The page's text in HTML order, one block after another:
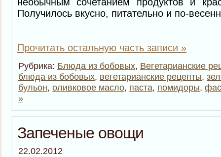
Получилось вкусно, питательно и по-
Прочитать остальную часть записи »
Рубрика: Блюда из бобовых, Вегетарианские
блюда из бобовых, вегетарианские рецепты,
бульон, оливковое масло, паста, помидоры,
»
Запеченые овощи
22.02.2012